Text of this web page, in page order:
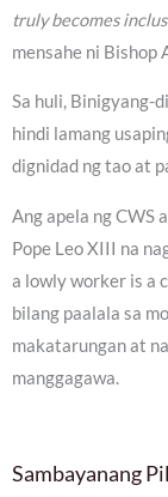
truly becomes
mensahe ni Bishop
Sa huli, Binigyang-
hindi lamang
dignidad ng tao at
Ang apela ng CWS
Pope Leo XIII na
a lowly worker is a
bilang paalala sa
makatarungan at
manggagawa.
Sambayanang